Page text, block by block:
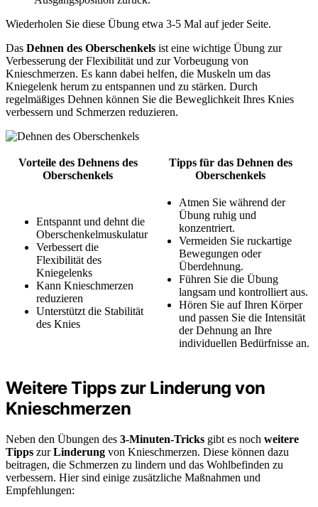
Wiederholen Sie diese Übung etwa 3-5 Mal auf jeder Seite.
Das Dehnen des Oberschenkels ist eine wichtige Übung zur
Verbesserung der Flexibilität und zur Vorbeugung von
Knieschmerzen. Es kann dabei helfen, die Muskeln um das
Kniegelenk herum zu entspannen und zu stärken. Durch
regelmäßiges Dehnen können Sie die Beweglichkeit Ihres Knies
verbessern und Schmerzen reduzieren.
Vorteile des Dehnens des
Oberschenkels
Tipps für das Dehnen des
Oberschenkels
Entspannt und dehnt die
Oberschenkelmuskulatur
Verbessert die
Flexibilität des
Kniegelenks
Kann Knieschmerzen
reduzieren
Unterstützt die Stabilität
des Knies
Atmen Sie während der
Übung ruhig und
konzentriert.
Vermeiden Sie ruckartige
Bewegungen oder
Überdehnung.
Führen Sie die Übung
langsam und kontrolliert aus.
Hören Sie auf Ihren Körper
und passen Sie die Intensität
der Dehnung an Ihre
individuellen Bedürfnisse an.
Weitere Tipps zur Linderung von
Knieschmerzen
Neben den Übungen des 3-Minuten-Tricks gibt es noch weitere
Tipps zurLinderung von Knieschmerzen. Diese können dazu
beitragen, die Schmerzen zu lindern und das Wohlbefinden zu
verbessern. Hier sind einige zusätzliche Maßnahmen und
Empfehlungen: